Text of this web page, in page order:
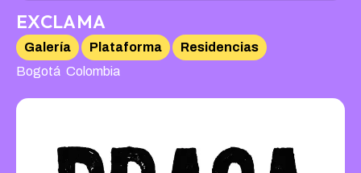
EXCLAMA
Galería Plataforma
Residencias
Bogotá Colombia